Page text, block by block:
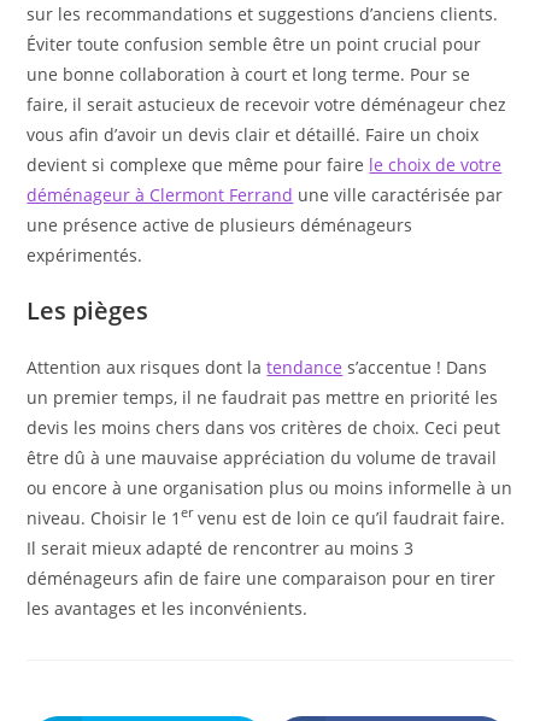
sur les recommandations et suggestions d’anciens clients.
Éviter toute confusion semble être un point crucial pour
une bonne collaboration à court et long terme. Pour se
faire, il serait astucieux de recevoir votre déménageur chez
vous afin d’avoir un devis clair et détaillé. Faire un choix
devient si complexe que même pour faire le choix de votre
déménageur à Clermont Ferrand une ville caractérisée par
une présence active de plusieurs déménageurs
expérimentés.
Les pièges
Attention aux risques dont latendance s’accentue ! Dans
un premier temps, il ne faudrait pas mettre en priorité les
devis les moins chers dans vos critères de choix. Ceci peut
être dû à une mauvaise appréciation du volume de travail
ou encore à une organisation plus ou moins informelle à un
niveau. Choisir le 1ervenu est de loin ce qu’il faudrait faire.
Il serait mieux adapté de rencontrer au moins 3
déménageurs afin de faire une comparaison pour en tirer
les avantages et les inconvénients.